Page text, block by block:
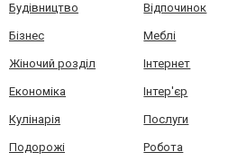
Будівництво Відпочинок
Бізнес Меблі
Жіночий розділ Інтернет
Економіка Інтер'єр
Кулінарія Послуги
Подорожі Робота